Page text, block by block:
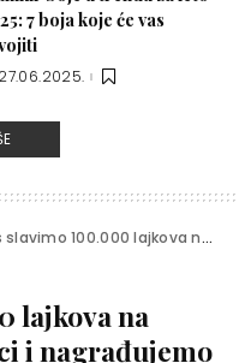
7 boja koje će vas
27.06.2025.
lajkova na našoj Facebook stranici i nagrađujemo vas!
lajkova na
i nagrađujemo